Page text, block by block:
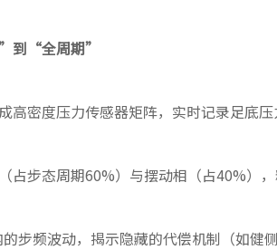
到“全周期”
高密度压力传感器矩阵，实时记录足底
占步态周期60%）与摆动相（占40%）
步频波动，揭示隐藏的代偿机制（如健